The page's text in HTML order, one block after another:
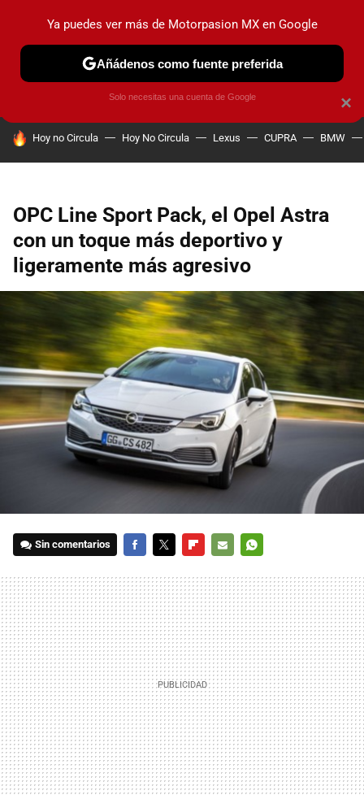
PRUEBAS INDUSTRIA HOY NO CIRCULA
HOY SE HABLA DE
Hoy no Circula Hoy No Circula Lexus CUPRA BMW
OPC Line Sport Pack, el Opel Astra
con un toque más deportivo y
ligeramente más agresivo
Sin comentarios
MAIL
×
Ya puedes ver más de Motorpasion MX en Google
Añádenos como fuente preferida
Solo necesitas una cuenta de Google